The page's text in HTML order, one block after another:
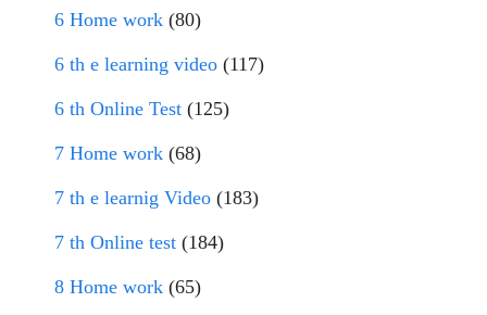
6 Home work (80)
6 th e learning video (117)
6 th Online Test (125)
7 Home work (68)
7 th e learnig Video (183)
7 th Online test (184)
8 Home work (65)